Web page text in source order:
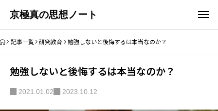
京極真の思想ノート
記事一覧 研究教育 勉強しないと後悔するは本当なのか？
勉強しないと後悔するは本当なのか？
2021.01.02 2023.10.12